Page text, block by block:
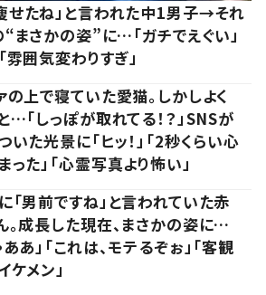
せたね」と言われた中1男子→それ
まさかの姿”に…「ガチでえぐい」
雰囲気変わりすぎ」
の上で寝ていた愛猫。しかしよく
…「しっぽが取れてる！？」SNSが
いた光景に「ヒッ！」「2秒くらい心
った」「心霊写真より怖い」
「男前ですね」と言われていた赤
。成長した現在、まさかの姿に…
ああ」「これは、モテるぞぉ」「客観
ケメン」